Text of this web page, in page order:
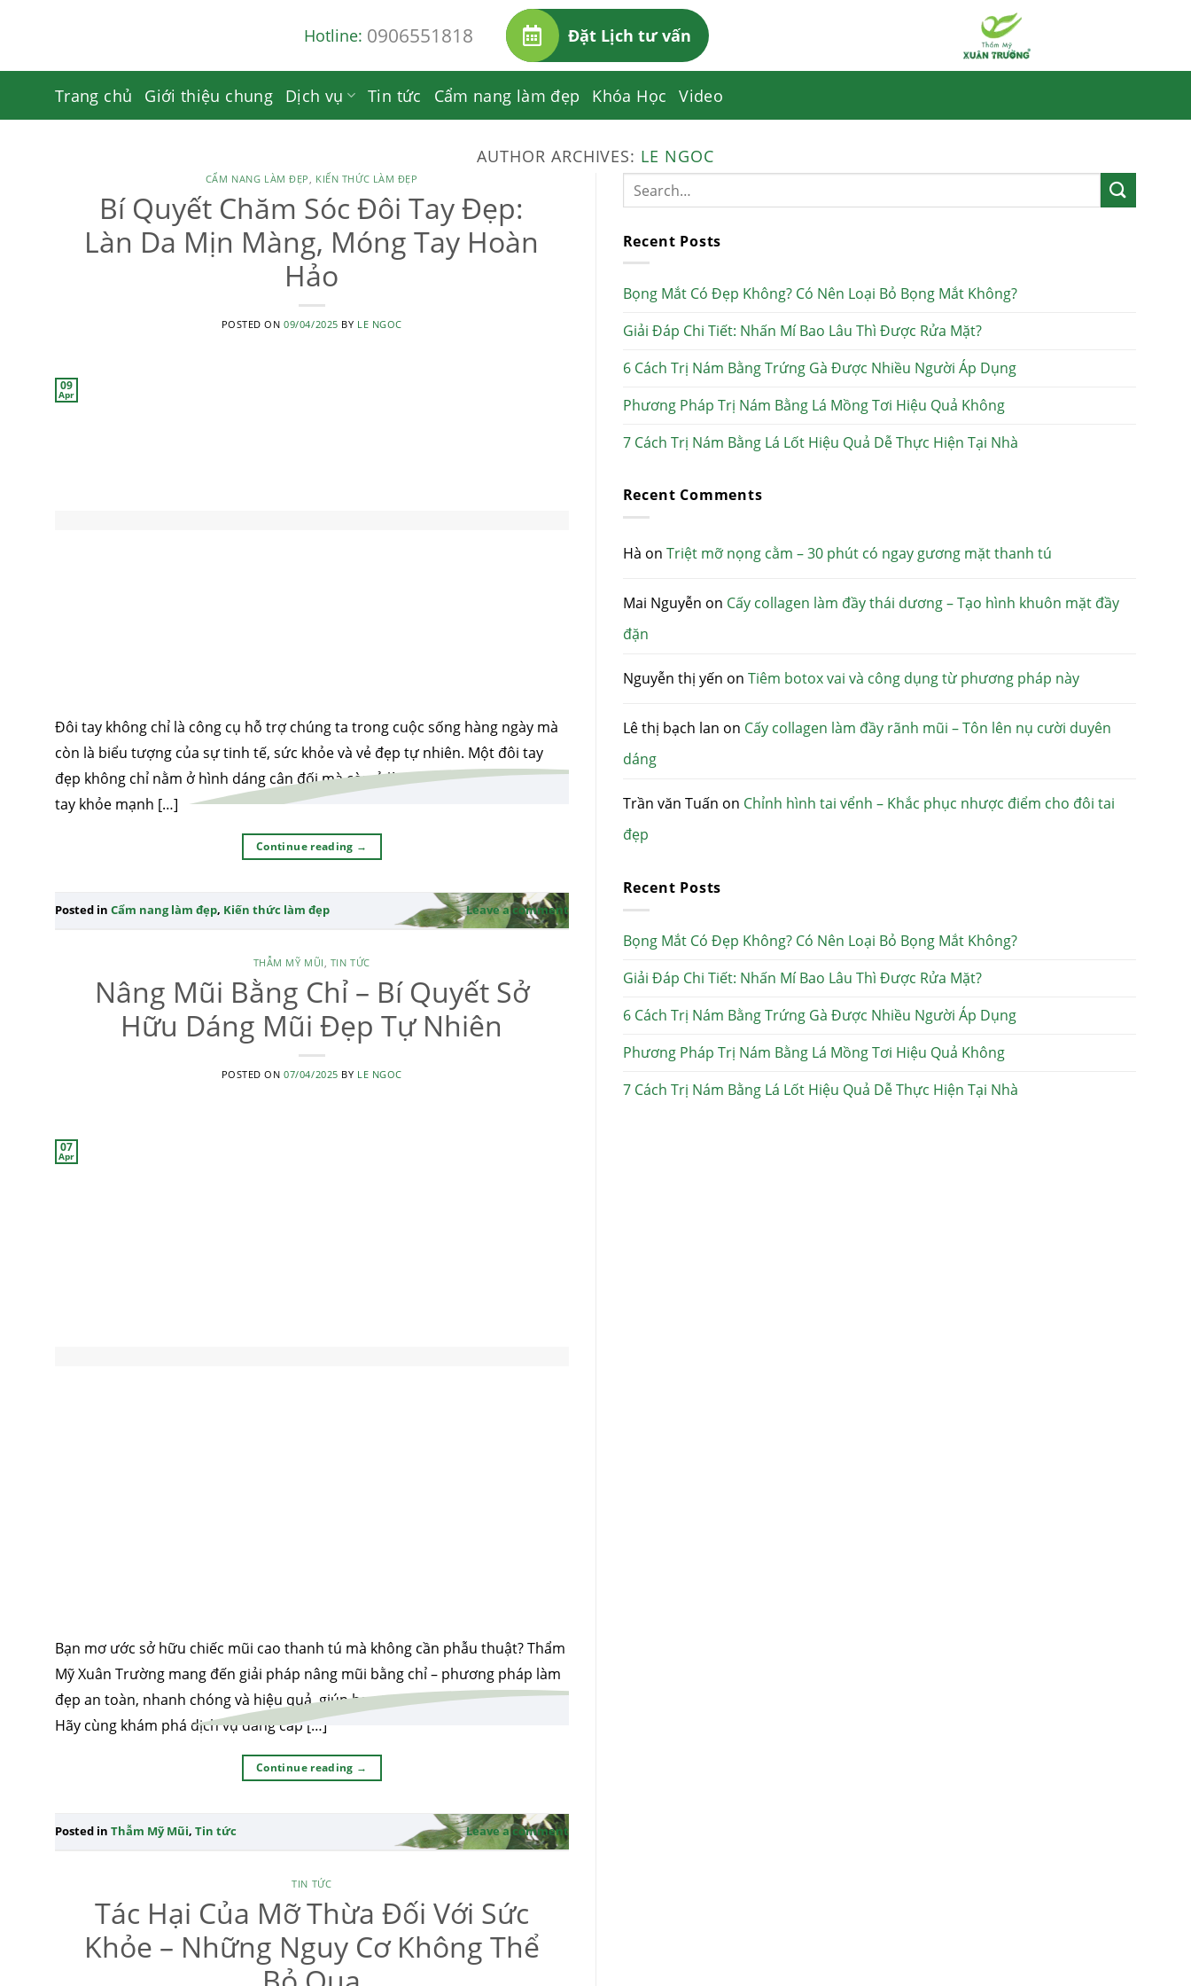
Hotline: 0906551818 Đặt Lịch tư vấn
Trang chủ Giới thiệu chung Dịch vụ Tin tức Cẩm nang làm đẹp Khóa Học Video
AUTHOR ARCHIVES: LE NGOC
CẨM NANG LÀM ĐẸP, KIẾN THỨC LÀM ĐẸP
Bí Quyết Chăm Sóc Đôi Tay Đẹp:
Làn Da Mịn Màng, Móng Tay Hoàn
Hảo
POSTED ON09/04/2025 BY LE NGOC
09
Apr
Đôi tay không chỉ là công cụ hỗ trợ chúng ta trong cuộc sống hàng ngày mà
còn là biểu tượng của sự tinh tế, sức khỏe và vẻ đẹp tự nhiên. Một đôi tay
đẹp không chỉ nằm ở hình dáng cân đối mà còn ở làn da mịn màng, móng
tay khỏe mạnh […]
Continue reading →
Posted in Cẩm nang làm đẹp, Kiến thức làm đẹp Leave a comment
THẪM MỸ MŨI TIN TỨC
Nâng Mũi Bằng Chỉ – Bí Quyết Sở
Hữu Dáng Mũi Đẹp Tự Nhiên
POSTED ON07/04/2025 BY LE NGOC
07
Apr
Bạn mơ ước sở hữu chiếc mũi cao thanh tú mà không cần phẫu thuật? Thẩm
Mỹ Xuân Trường mang đến giải pháp nâng mũi bằng chỉ – phương pháp làm
đẹp an toàn, nhanh chóng và hiệu quả, giúp bạn tự tin với diện mạo mới.
Hãy cùng khám phá dịch vụ đẳng cấp […]
Continue reading →
Posted in Thẫm Mỹ Mũi, Tin tức Leave a comment
TIN TỨC
Tác Hại Của Mỡ Thừa Đối Với Sức
Khỏe – Những Nguy Cơ Không Thể
Recent Posts
Bọng Mắt Có Đẹp Không? Có Nên Loại Bỏ Bọng Mắt Không?
Giải Đáp Chi Tiết: Nhấn Mí Bao Lâu Thì Được Rửa Mặt?
6 Cách Trị Nám Bằng Trứng Gà Được Nhiều Người Áp Dụng
Phương Pháp Trị Nám Bằng Lá Mồng Tơi Hiệu Quả Không
7 Cách Trị Nám Bằng Lá Lốt Hiệu Quả Dễ Thực Hiện Tại Nhà
Recent Comments
Hà on Triệt mỡ nọng cằm – 30 phút có ngay gương mặt thanh tú
Mai Nguyễn on Cấy collagen làm đầy thái dương – Tạo hình khuôn mặt đầy
đặn
Nguyễn thị yến on Tiêm botox vai và công dụng từ phương pháp này
Lê thị bạch lan on Cấy collagen làm đầy rãnh mũi – Tôn lên nụ cười duyên
dáng
Trần văn Tuấn on Chỉnh hình tai vểnh – Khắc phục nhược điểm cho đôi tai
đẹp
Recent Posts
Bọng Mắt Có Đẹp Không? Có Nên Loại Bỏ Bọng Mắt Không?
Giải Đáp Chi Tiết: Nhấn Mí Bao Lâu Thì Được Rửa Mặt?
6 Cách Trị Nám Bằng Trứng Gà Được Nhiều Người Áp Dụng
Phương Pháp Trị Nám Bằng Lá Mồng Tơi Hiệu Quả Không
7 Cách Trị Nám Bằng Lá Lốt Hiệu Quả Dễ Thực Hiện Tại Nhà